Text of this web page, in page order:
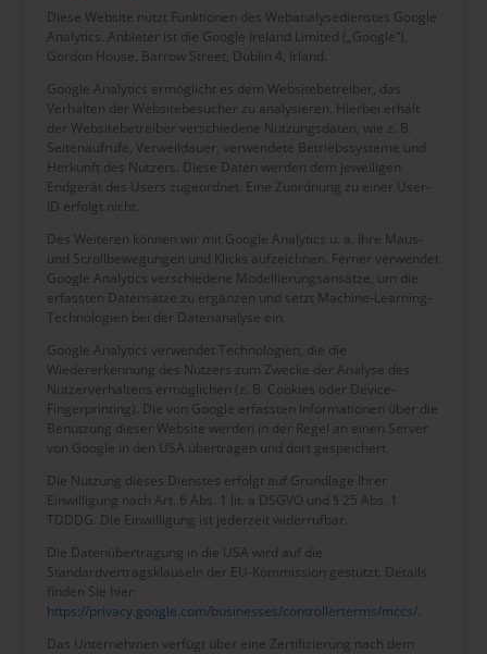
Diese Website nutzt Funktionen des Webanalysedienstes Google
Analytics. Anbieter ist die Google Ireland Limited („Google“),
Gordon House, Barrow Street, Dublin 4, Irland.
Google Analytics ermöglicht es dem Websitebetreiber, das
Verhalten der Websitebesucher zu analysieren. Hierbei erhält
der Websitebetreiber verschiedene Nutzungsdaten, wie z. B.
Seitenaufrufe, Verweildauer, verwendete Betriebssysteme und
Herkunft des Nutzers. Diese Daten werden dem jeweiligen
Endgerät des Users zugeordnet. Eine Zuordnung zu einer User-
ID erfolgt nicht.
Des Weiteren können wir mit Google Analytics u. a. Ihre Maus-
und Scrollbewegungen und Klicks aufzeichnen. Ferner verwendet
Google Analytics verschiedene Modellierungsansätze, um die
erfassten Datensätze zu ergänzen und setzt Machine-Learning-
Technologien bei der Datenanalyse ein.
Google Analytics verwendet Technologien, die die
Wiedererkennung des Nutzers zum Zwecke der Analyse des
Nutzerverhaltens ermöglichen (z. B. Cookies oder Device-
Fingerprinting). Die von Google erfassten Informationen über die
Benutzung dieser Website werden in der Regel an einen Server
von Google in den USA übertragen und dort gespeichert.
Die Nutzung dieses Dienstes erfolgt auf Grundlage Ihrer
Einwilligung nach Art. 6 Abs. 1 lit. a DSGVO und § 25 Abs. 1
TDDDG. Die Einwilligung ist jederzeit widerrufbar.
Die Datenübertragung in die USA wird auf die
Standardvertragsklauseln der EU-Kommission gestützt. Details
finden Sie hier:
https://privacy.google.com/businesses/controllerterms/mccs/.
Das Unternehmen verfügt über eine Zertifizierung nach dem